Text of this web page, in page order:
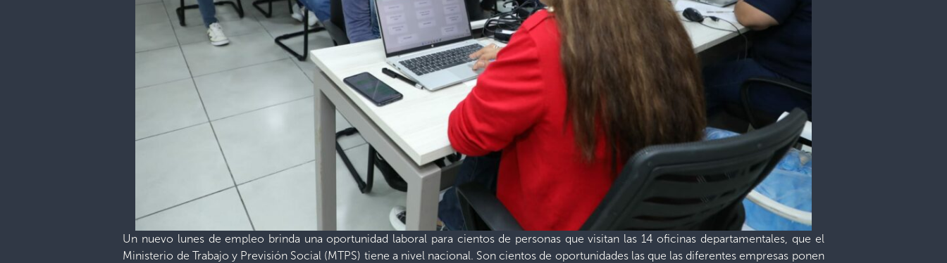
Un nuevo lunes de empleo brinda una oportunidad laboral para cientos de personas que visitan las 14 oficinas departamentales, que el
Ministerio de Trabajo y Previsión Social (MTPS) tiene a nivel nacional. Son cientos de oportunidades las que las diferentes empresas ponen